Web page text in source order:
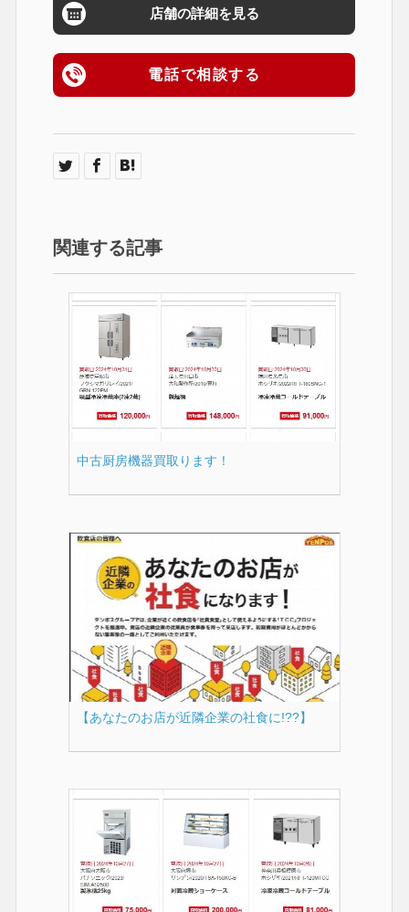
店舗の詳細を見る
電話で相談する
関連する記事
中古厨房機器買取ります！
【あなたのお店が近隣企業の社食に!??】